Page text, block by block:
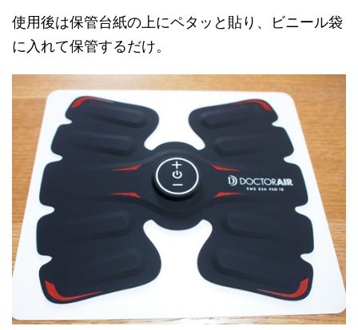
使用後は保管台紙の上にペタッと貼り、ビニール袋
に入れて保管するだけ。